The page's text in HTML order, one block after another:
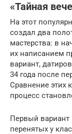
«Тайная
На этот
создал два
мастерства: в
их написанием
вариант,
34 года после
Сравнение этих
процесс
Первый вариант
перенятых у